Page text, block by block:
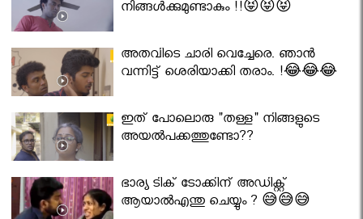
നിങ്ങൾക്കുമുണ്ടാകും !!😝😝😝
അതവിടെ ചാരി വെച്ചേരെ. ഞാൻ
വന്നിട്ട് ശെരിയാക്കി തരാം. !😂😂😂
ഇത് പോലൊരു "തള്ള" നിങ്ങളുടെ
അയല്‍പക്കത്തുണ്ടോ??
ഭാര്യ ടിക് ടോക്കിന് അഡിക്റ്റ്
ആയാൽഎന്തു ചെയ്യും ? 😅😅😅